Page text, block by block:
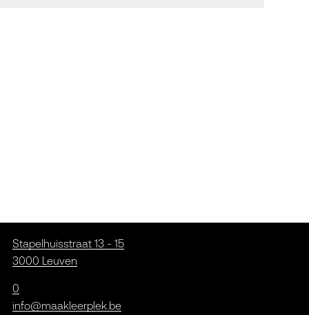
Stapelhuisstraat 13 - 15
3000 Leuven
0
info@maakleerplek.be